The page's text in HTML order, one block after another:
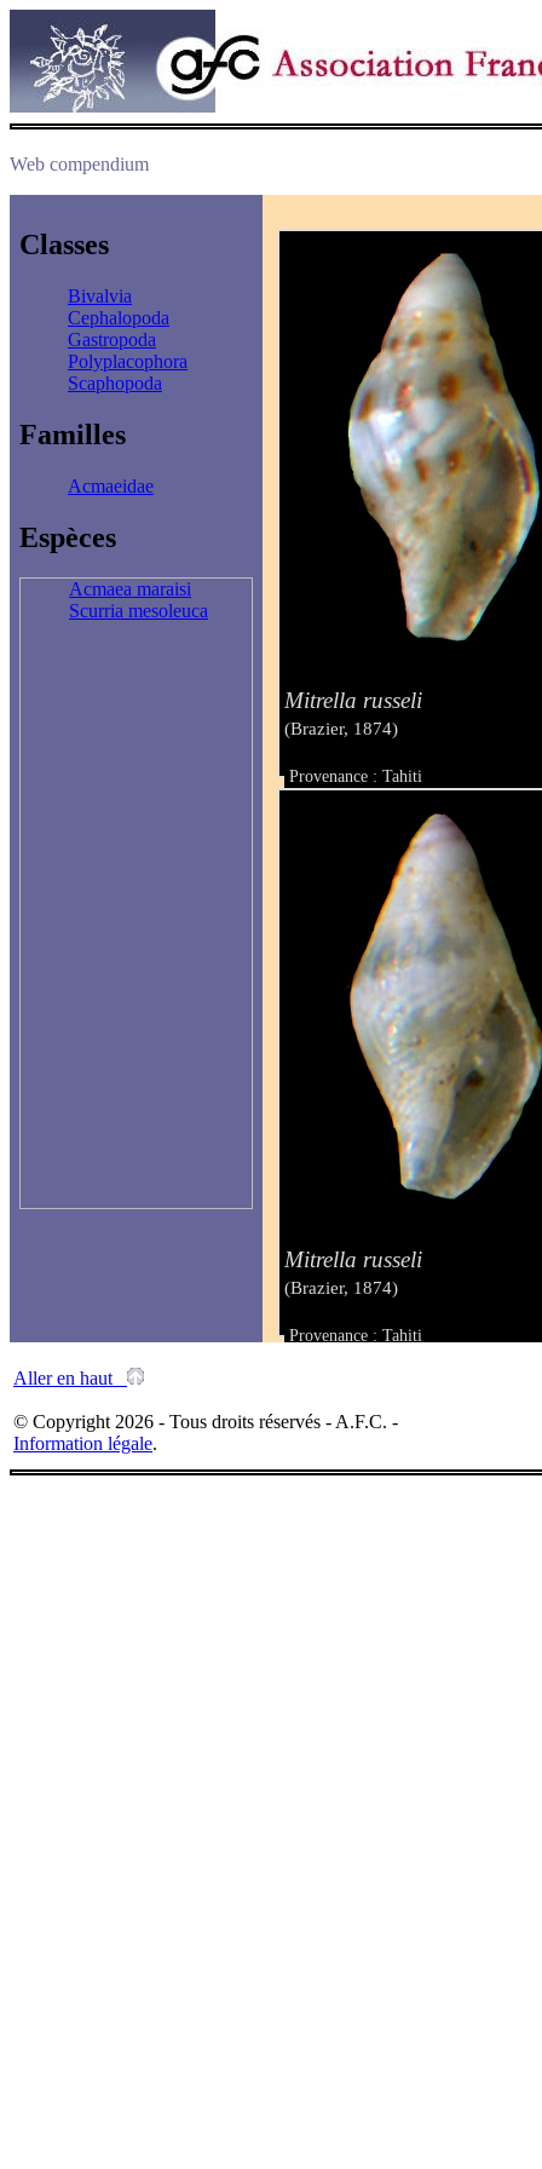
Web compendium
Classes
Bivalvia
Cephalopoda
Gastropoda
Polyplacophora
Scaphopoda
Familles
Acmaeidae
Espèces
Acmaea maraisi
Scurria mesoleuca
Mitrella russeli
(Brazier, 1874)
Provenance : Tahiti
Taille : 3 mm
Mitrella russeli
(Brazier, 1874)
Provenance : Tahiti
Aller en haut
© Copyright 2026 - Tous droits réservés - A.F.C. -
Information légale.